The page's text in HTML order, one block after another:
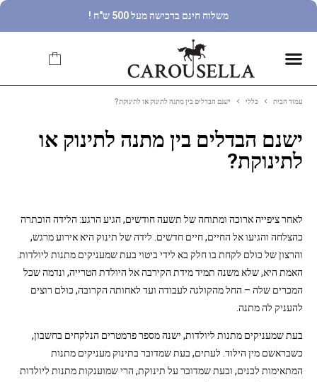
משלוח חינם ברכישה מעל 500 ש"ח !
עמוד הבית כללי ישנם הבדלים בין מתנה לתינוק או לתינוקת?
ישנם הבדלים בין מתנה לתינוק או
לתינוקת?
לאחר ציפייה ארוכה ומתוחה של תשעה חודשים, הגיע הרגע: הלידה הוכתרה
כהצלחה והגיעו אל החיים, חיים חדשים. לידה של תינוק היא אירוע מרגש,
והרצון של כולם לקחת בו חלק בא לידי ביטוי בעת שמעניקים מתנות ליולדות.
האמת היא, שלא משנה תמיד מידת הקירבה אל היולדת הטרייה, ונדמה שכל
המכרים שלה – החל מהקולגה לעבודה ועד לאחותה הקרובה, כולם רוצים
להעניק לה מתנה.
בעת שמעניקים מתנות ליולדות, ישנה מספר פרמטרים הנלקחים בחשבון,
כשבראשם מין הילוד. לעתים, בעת שמדובר בתינוק מעניקים מתנות
המתאימות לבנים, ובעת שמדובר על תינוקת, הרי שמוענקות מתנות ליולדות